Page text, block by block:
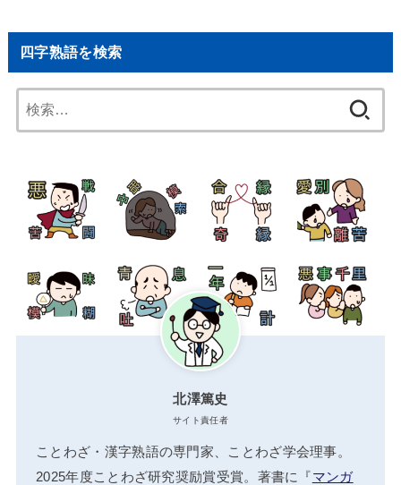
四字熟語を検索
索:
北澤篤史
サイト責任者
ことわざ・漢字熟語の専門家、ことわざ学会理事。
2025年度ことわざ研究奨励賞受賞。著書に『マンガ